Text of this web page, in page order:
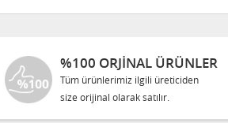
%100 ORJINAL ÜRÜNLER
Tüm ürünlerimiz ilgili üreticiden
size orijinal olarak satılır.